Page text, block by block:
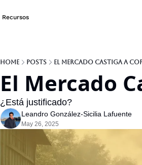
Recursos
Home Posts El Mercado Castiga a
El Mercado
¿Está justificado?
Leandro González-Sicilia Lafuente
May 26, 2025